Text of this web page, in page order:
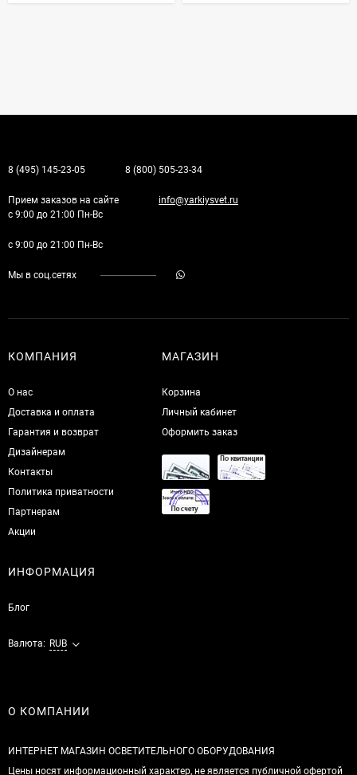
8 (495) 145-23-05 8 (800) 505-23-34
Прием заказов на сайте
с 9:00 до 21:00 Пн-Вс
info@yarkiysvet.ru
с 9:00 до 21:00 Пн-Вс
Мы в соц.сетях
КОМПАНИЯ
О нас
Доставка и оплата
Гарантия и возврат
Дизайнерам
Контакты
Политика приватности
Партнерам
Акции
МАГАЗИН
Корзина
Личный кабинет
Оформить заказ
ИНФОРМАЦИЯ
Блог
Валюта: RUB
О КОМПАНИИ
ИНТЕРНЕТ МАГАЗИН ОСВЕТИТЕЛЬНОГО ОБОРУДОВАНИЯ
Цены носят информационный характер, не является публичной офертой